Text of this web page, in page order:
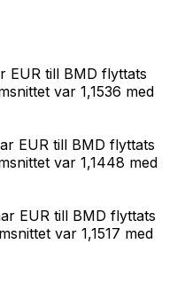
EUR till BMD flyttats
var 1,1536 med
EUR till BMD flyttats
var 1,1448 med
EUR till BMD flyttats
var 1,1517 med